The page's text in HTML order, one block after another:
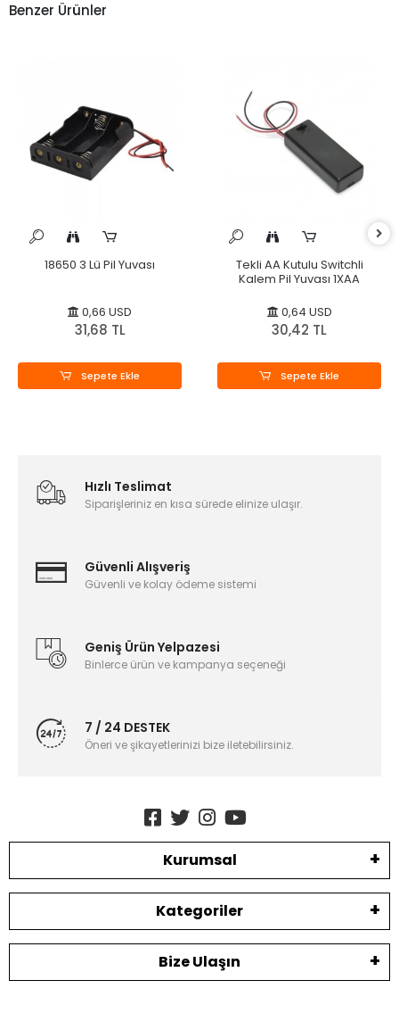
Benzer Ürünler
18650 3 Lü Pil Yuvası
0,66 USD
31,68 TL
Sepete Ekle
Tekli AA Kutulu Switchli
Kalem Pil Yuvası 1XAA
0,64 USD
30,42 TL
Sepete Ekle
Hızlı Teslimat
Siparişleriniz en kısa sürede elinize ulaşır.
Güvenli Alışveriş
Güvenli ve kolay ödeme sistemi
Geniş Ürün Yelpazesi
Binlerce ürün ve kampanya seçeneği
7 / 24 DESTEK
Öneri ve şikayetlerinizi bize iletebilirsiniz.
Kurumsal
Kategoriler
Bize Ulaşın